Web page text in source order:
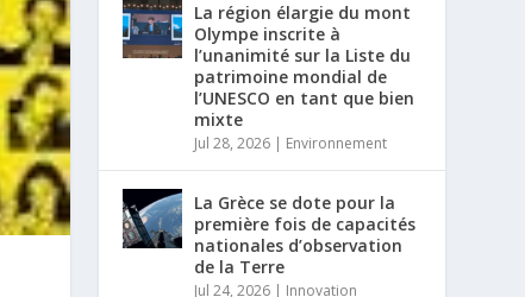
La région élargie du mont
Olympe inscrite à
l’unanimité sur la Liste du
patrimoine mondial de
l’UNESCO en tant que bien
mixte
Jul 28, 2026 | Environnement
La Grèce se dote pour la
première fois de capacités
nationales d’observation
de la Terre
Jul 24, 2026 | Innovation